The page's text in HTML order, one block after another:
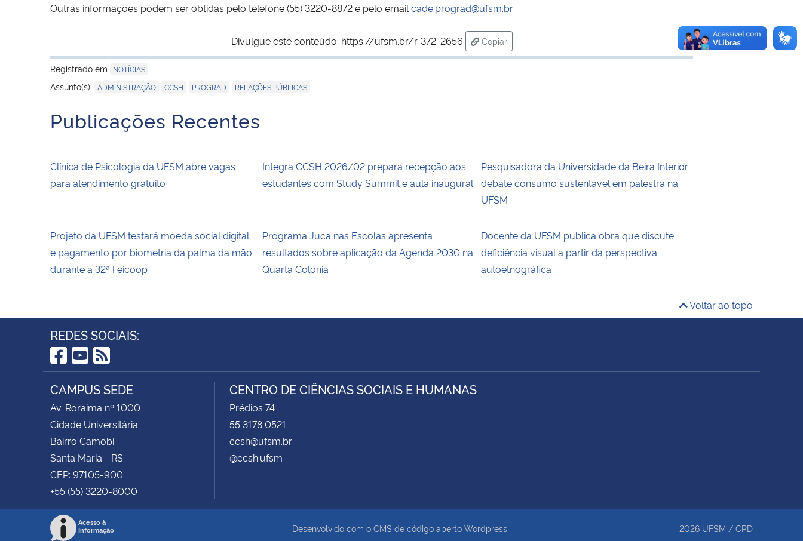
Outras informações podem ser obtidas pelo telefone (55) 3220-8872 e pelo email cade.prograd@ufsm.br.
Divulgue este conteúdo: https://ufsm.br/r-372-2656
Copiar
para área de transferência
Registrado em
NOTÍCIAS
Assunto(s): ADMINISTRAÇÃO CCSH PROGRAD RELAÇÕES PÚBLICAS
Publicações Recentes
Clínica de Psicologia da UFSM abre vagas
para atendimento gratuito
Integra CCSH 2026/02 prepara recepção aos
estudantes com Study Summit e aula inaugural
Pesquisadora da Universidade da Beira Interior
debate consumo sustentável em palestra na
UFSM
Projeto da UFSM testará moeda social digital
e pagamento por biometria da palma da mão
durante a 32ª Feicoop
Programa Juca nas Escolas apresenta
resultados sobre aplicação da Agenda 2030 na
Quarta Colônia
Docente da UFSM publica obra que discute
deficiência visual a partir da perspectiva
autoetnográfica
Voltar ao topo
REDES SOCIAIS:
Facebook
YouTube
RSS
CAMPUS SEDE
Av. Roraima nº 1000
Cidade Universitária
Bairro Camobi
Santa Maria - RS
CEP: 97105-900
+55 (55) 3220-8000
CENTRO DE CIÊNCIAS SOCIAIS E HUMANAS
Prédios 74
55 3178 0521
ccsh@ufsm.br
@ccsh.ufsm
Acesso à
Informação
Desenvolvido com o CMS de código aberto Wordpress 2026 UFSM / CPD